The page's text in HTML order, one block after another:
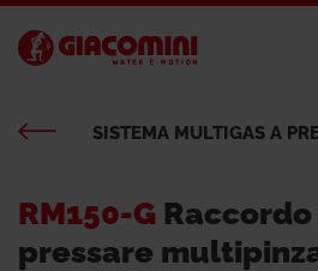
SISTEMA MULTIGAS A
RM150-G Raccordo
pressare